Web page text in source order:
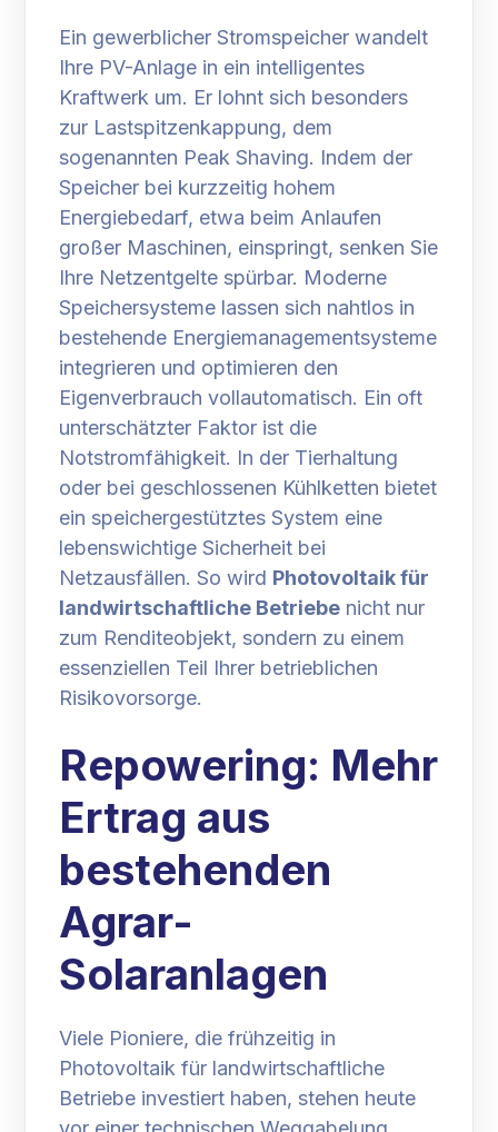
Ein gewerblicher Stromspeicher wandelt
Ihre PV-Anlage in ein intelligentes
Kraftwerk um. Er lohnt sich besonders
zur Lastspitzenkappung, dem
sogenannten Peak Shaving. Indem der
Speicher bei kurzzeitig hohem
Energiebedarf, etwa beim Anlaufen
großer Maschinen, einspringt, senken Sie
Ihre Netzentgelte spürbar. Moderne
Speichersysteme lassen sich nahtlos in
bestehende Energiemanagementsysteme
integrieren und optimieren den
Eigenverbrauch vollautomatisch. Ein oft
unterschätzter Faktor ist die
Notstromfähigkeit. In der Tierhaltung
oder bei geschlossenen Kühlketten bietet
ein speichergestütztes System eine
lebenswichtige Sicherheit bei
Netzausfällen. So wird Photovoltaik für
landwirtschaftliche Betriebe nicht nur
zum Renditeobjekt, sondern zu einem
essenziellen Teil Ihrer betrieblichen
Risikovorsorge.
Repowering: Mehr
Ertrag aus
bestehenden
Agrar-
Solaranlagen
Viele Pioniere, die frühzeitig in
Photovoltaik für landwirtschaftliche
Betriebe investiert haben, stehen heute